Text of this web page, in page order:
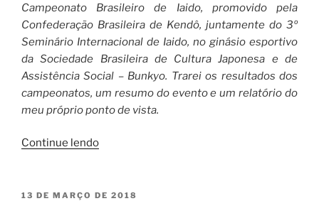
Campeonato Brasileiro de Iaido, promovido pela
Confederação Brasileira de Kendô, juntamente do 3º
Seminário Internacional de Iaido, no ginásio esportivo
da Sociedade Brasileira de Cultura Japonesa e de
Assistência Social – Bunkyo. Trarei os resultados dos
campeonatos, um resumo do evento e um relatório do
meu próprio ponto de vista.
Continue lendo“7°
de
PUBLICADO
13 DE MARÇO DE 2018